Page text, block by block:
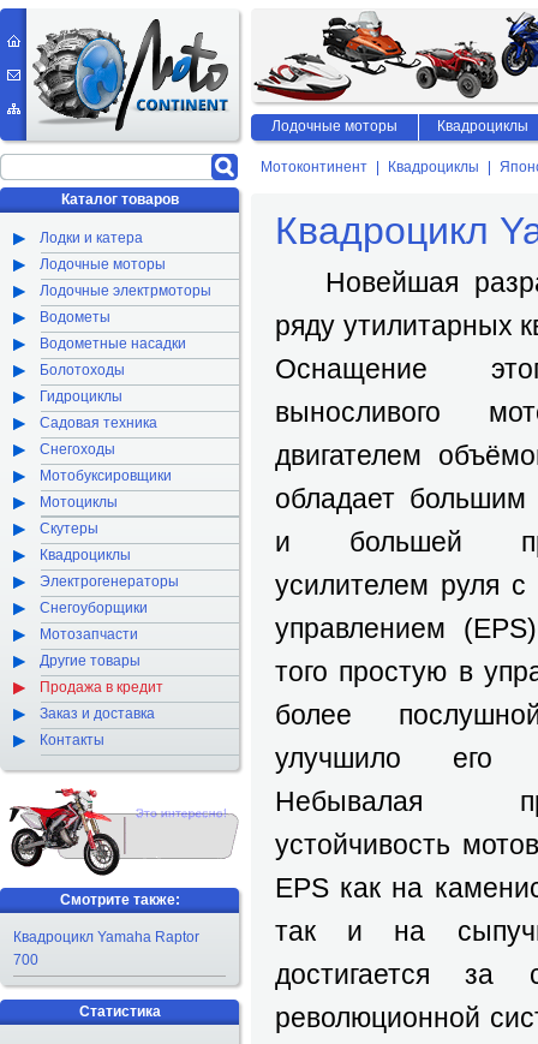
Мотоконтинент Квадроциклы
Квадроцикл
Новейшая
ряду утилитарных
Оснащение
выносливого
двигателем
обладает
и большей
усилителем руля
управлением
того простую в
более
улучшило его
Небывалая
устойчивость
EPS как на
так и на
достигается за
революционной
Каталог товаров
Лодки и катера
Лодочные моторы
Лодочные электрмоторы
Водометы
Водометные насадки
Болотоходы
Гидроциклы
Садовая техника
Снегоходы
Мотобуксировщики
Мотоциклы
Скутеры
Квадроциклы
Электрогенераторы
Снегоуборщики
Мотозапчасти
Другие товары
Продажа в кредит
Заказ и доставка
Контакты
Смотрите также:
Квадроцикл Yamaha Raptor
700
Статистика
Лодочные моторы Квадроциклы